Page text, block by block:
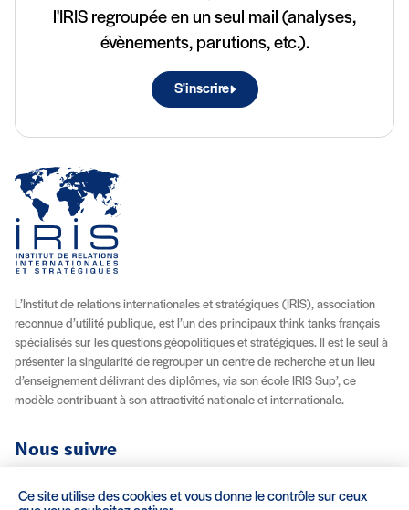
l'IRIS regroupée en un seul mail (analyses,
évènements, parutions, etc.).
S'inscrire
L’Institut de relations internationales et stratégiques (IRIS), association
reconnue d’utilité publique, est l’un des principaux think tanks français
spécialisés sur les questions géopolitiques et stratégiques. Il est le seul à
présenter la singularité de regrouper un centre de recherche et un lieu
d’enseignement délivrant des diplômes, via son école IRIS Sup’, ce
modèle contribuant à son attractivité nationale et internationale.
Nous suivre
YoutubeInstagramFacebookX (Twitter)
LinkedinFlux RSS
Ce site utilise des cookies et vous donne le contrôle sur ceux